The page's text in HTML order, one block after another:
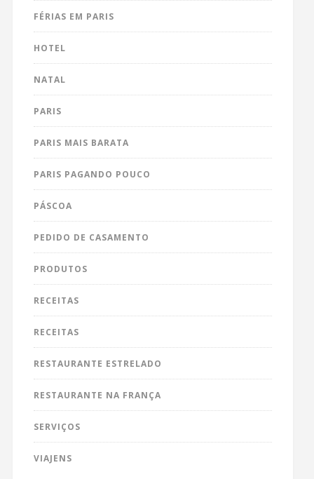
FÉRIAS EM PARIS
HOTEL
NATAL
PARIS
PARIS MAIS BARATA
PARIS PAGANDO POUCO
PÁSCOA
PEDIDO DE CASAMENTO
PRODUTOS
RECEITAS
RECEITAS
RESTAURANTE ESTRELADO
RESTAURANTE NA FRANÇA
SERVIÇOS
VIAJENS